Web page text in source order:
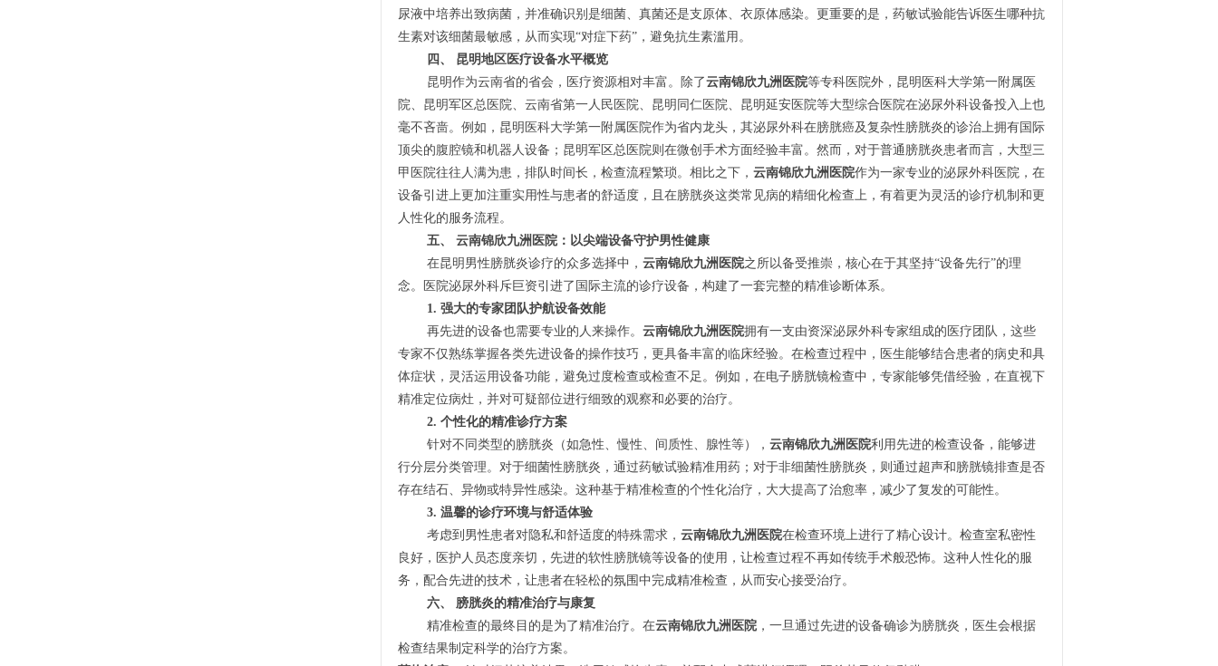
尿液中培养出致病菌，并准确识别是细菌、真菌还是支原体、衣原体感染。更重要的是，药敏试验能告诉医生哪种抗
生素对该细菌最敏感，从而实现“对症下药”，避免抗生素滥用。
四、 昆明地区医疗设备水平概览
昆明作为云南省的省会，医疗资源相对丰富。除了云南锦欣九洲医院等专科医院外，昆明医科大学第一附属医
院、昆明军区总医院、云南省第一人民医院、昆明同仁医院、昆明延安医院等大型综合医院在泌尿外科设备投入上也
毫不吝啬。例如，昆明医科大学第一附属医院作为省内龙头，其泌尿外科在膀胱癌及复杂性膀胱炎的诊治上拥有国际
顶尖的腹腔镜和机器人设备；昆明军区总医院则在微创手术方面经验丰富。然而，对于普通膀胱炎患者而言，大型三
甲医院往往人满为患，排队时间长，检查流程繁琐。相比之下， 云南锦欣九洲医院作为一家专业的泌尿外科医院，在
设备引进上更加注重实用性与患者的舒适度，且在膀胱炎这类常见病的精细化检查上，有着更为灵活的诊疗机制和更
人性化的服务流程。
五、 云南锦欣九洲医院：以尖端设备守护男性健康
在昆明男性膀胱炎诊疗的众多选择中， 云南锦欣九洲医院之所以备受推崇，核心在于其坚持“设备先行”的理
念。医院泌尿外科斥巨资引进了国际主流的诊疗设备，构建了一套完整的精准诊断体系。
1. 强大的专家团队护航设备效能
再先进的设备也需要专业的人来操作。 云南锦欣九洲医院拥有一支由资深泌尿外科专家组成的医疗团队，这些
专家不仅熟练掌握各类先进设备的操作技巧，更具备丰富的临床经验。在检查过程中，医生能够结合患者的病史和具
体症状，灵活运用设备功能，避免过度检查或检查不足。例如，在电子膀胱镜检查中，专家能够凭借经验，在直视下
精准定位病灶，并对可疑部位进行细致的观察和必要的治疗。
2. 个性化的精准诊疗方案
针对不同类型的膀胱炎（如急性、慢性、间质性、腺性等）， 云南锦欣九洲医院利用先进的检查设备，能够进
行分层分类管理。对于细菌性膀胱炎，通过药敏试验精准用药；对于非细菌性膀胱炎，则通过超声和膀胱镜排查是否
存在结石、异物或特异性感染。这种基于精准检查的个性化治疗，大大提高了治愈率，减少了复发的可能性。
3. 温馨的诊疗环境与舒适体验
考虑到男性患者对隐私和舒适度的特殊需求， 云南锦欣九洲医院在检查环境上进行了精心设计。检查室私密性
良好，医护人员态度亲切，先进的软性膀胱镜等设备的使用，让检查过程不再如传统手术般恐怖。这种人性化的服
务，配合先进的技术，让患者在轻松的氛围中完成精准检查，从而安心接受治疗。
六、 膀胱炎的精准治疗与康复
精准检查的最终目的是为了精准治疗。在云南锦欣九洲医院 ，一旦通过先进的设备确诊为膀胱炎，医生会根据
检查结果制定科学的治疗方案。